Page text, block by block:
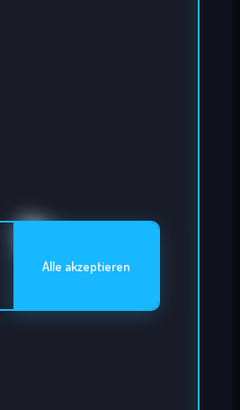
Alle akzeptieren